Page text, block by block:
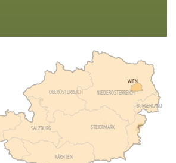
SALZBURG
OBERÖSTERREICH
KÄRNTEN
STEIERMARK
BURGENLAND
NIEDERÖSTERREICH
WIEN